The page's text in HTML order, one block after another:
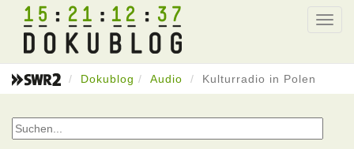
15 21 12 37
Dokublog Audio Kulturradio in Polen